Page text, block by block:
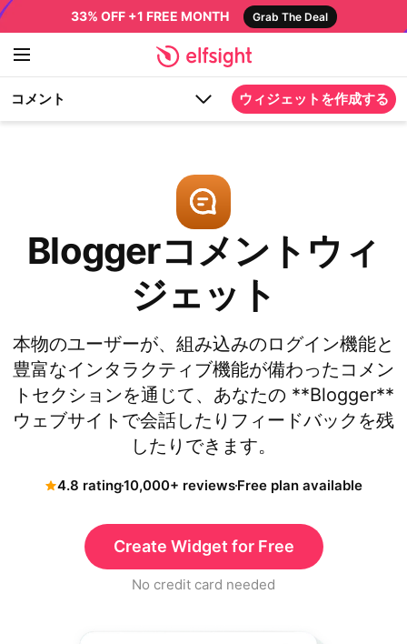
33% OFF +1 FREE MONTH Grab The Deal
コメント ウィジェットを作成する
Bloggerコメントウィ
ジェット
本物のユーザーが、組み込みのログイン機能と
豊富なインタラクティブ機能が備わったコメン
トセクションを通じて、あなたの **Blogger**
ウェブサイトで会話したりフィードバックを残
したりできます。
4.8 rating10,000+ reviewsFree plan available
Create Widget for Free
No credit card needed